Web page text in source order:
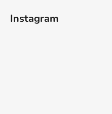
Instagram